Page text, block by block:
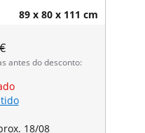
89 x 80 x 111 cm
antes do desconto:
18/08